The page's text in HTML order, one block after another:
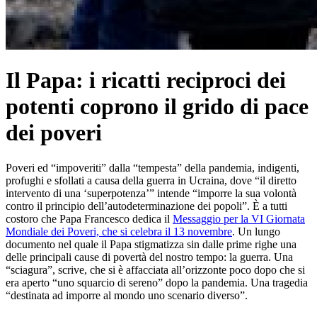
Il Papa: i ricatti reciproci dei
potenti coprono il grido di pace
dei poveri
Poveri ed “impoveriti” dalla “tempesta” della pandemia, indigenti,
profughi e sfollati a causa della guerra in Ucraina, dove “il diretto
intervento di una ‘superpotenza’” intende “imporre la sua volontà
contro il principio dell’autodeterminazione dei popoli”. È a tutti
costoro che Papa Francesco dedica il Messaggio per la VI Giornata
Mondiale dei Poveri, che si celebra il 13 novembre. Un lungo
documento nel quale il Papa stigmatizza sin dalle prime righe una
delle principali cause di povertà del nostro tempo: la guerra. Una
“sciagura”, scrive, che si è affacciata all’orizzonte poco dopo che si
era aperto “uno squarcio di sereno” dopo la pandemia. Una tragedia
“destinata ad imporre al mondo uno scenario diverso”.